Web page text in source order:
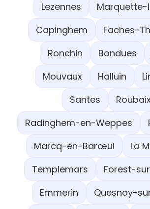
Lezennes
Marquette-
Capinghem
Faches-
Ronchin
Bondues
Mouvaux
Halluin
Santes
Radinghem-en-Weppes
Marcq-en-Barœul
La
Templemars
Forest-
Emmerin
Quesnoy-